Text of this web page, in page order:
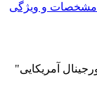
| مشخصات و ویژگی
آمریکایی"